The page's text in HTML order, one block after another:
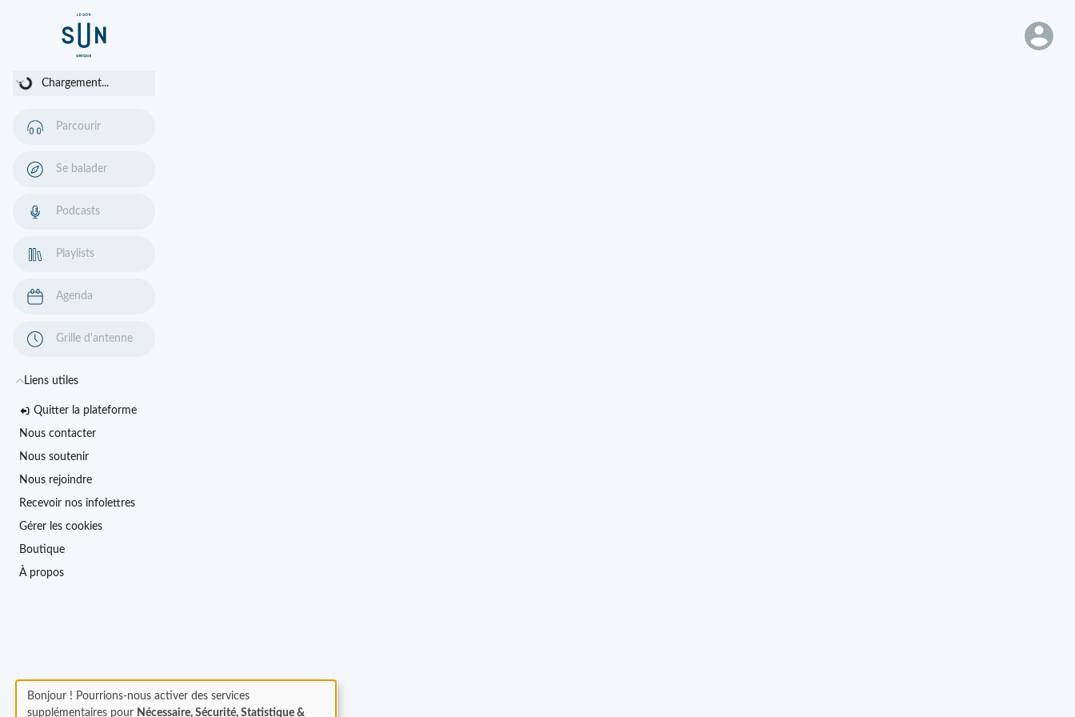
Chargement...
Chargement...
Parcourir
Se balader
Podcasts
Playlists
Agenda
Grille d'antenne
Liens utiles
Quitter la plateforme
Nous contacter
Nous soutenir
Nous rejoindre
Recevoir nos infolettres
Gérer les cookies
Boutique
À propos
Bonjour ! Pourrions-nous activer des services
supplémentaires pour Nécessaire, Sécurité, Statistique &